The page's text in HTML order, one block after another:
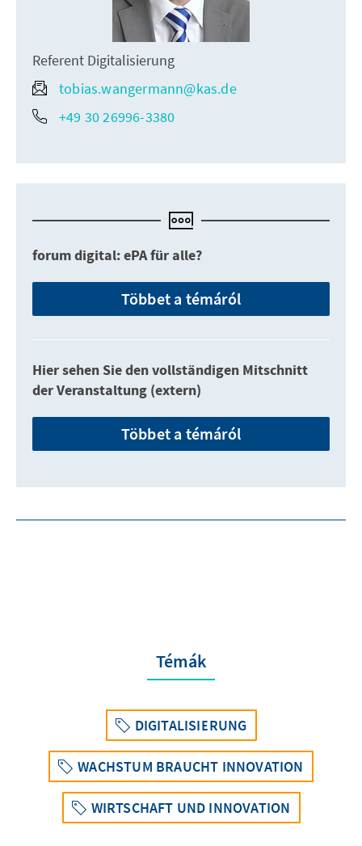
Referent Digitalisierung
tobias.wangermann@kas.de
+49 30 26996-3380
forum digital: ePA für alle?
Többet a témáról
Hier sehen Sie den vollständigen Mitschnitt
der Veranstaltung (extern)
Többet a témáról
Témák
DIGITALISIERUNG
WACHSTUM BRAUCHT INNOVATION
WIRTSCHAFT UND INNOVATION